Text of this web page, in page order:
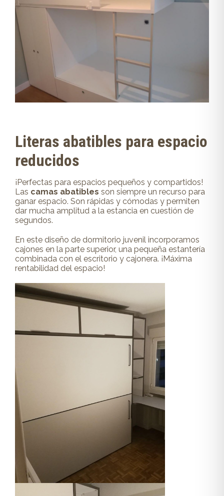
Literas abatibles para espacio
reducidos
¡Perfectas para espacios pequeños y compartidos!
Las camas abatibles son siempre un recurso para
ganar espacio. Son rápidas y cómodas y permiten
dar mucha amplitud a la estancia en cuestión de
segundos.
En este diseño de dormitorio juvenil incorporamos
cajones en la parte superior, una pequeña estantería
combinada con el escritorio y cajonera. ¡Máxima
rentabilidad del espacio!